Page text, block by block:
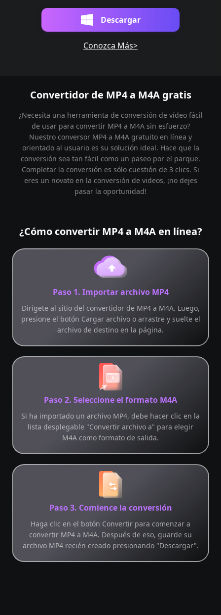
Descargar
Conozca Más>
Convertidor de MP4 a M4A gratis
¿Necesita una herramienta de conversión de vídeo fácil
de usar para convertir MP4 a M4A sin esfuerzo?
Nuestro conversor MP4 a M4A gratuito en línea y
orientado al usuario es su solución ideal. Hace que la
conversión sea tan fácil como un paseo por el parque.
Completar la conversión es sólo cuestión de 3 clics. Si
eres un novato en la conversión de videos, ¡no dejes
pasar la oportunidad!
¿Cómo convertir MP4 a M4A en línea?
Paso 1. Importar archivo MP4
Dirígete al sitio del convertidor de MP4 a M4A. Luego,
presione el botón Cargar archivo o arrastre y suelte el
archivo de destino en la página.
Paso 2. Seleccione el formato M4A
Si ha importado un archivo MP4, debe hacer clic en la
lista desplegable "Convertir archivo a" para elegir
M4A como formato de salida.
Paso 3. Comience la conversión
Haga clic en el botón Convertir para comenzar a
convertir MP4 a M4A. Después de eso, guarde su
archivo MP4 recién creado presionando "Descargar".